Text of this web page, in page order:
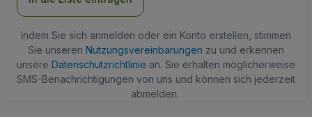
Indem Sie sich anmelden oder ein Konto erstellen, stimmen
Sie unseren Nutzungsvereinbarungen zu und erkennen
unsere Datenschutzrichtlinie an. Sie erhalten möglicherweise
SMS-Benachrichtigungen von uns und können sich jederzeit
abmelden.